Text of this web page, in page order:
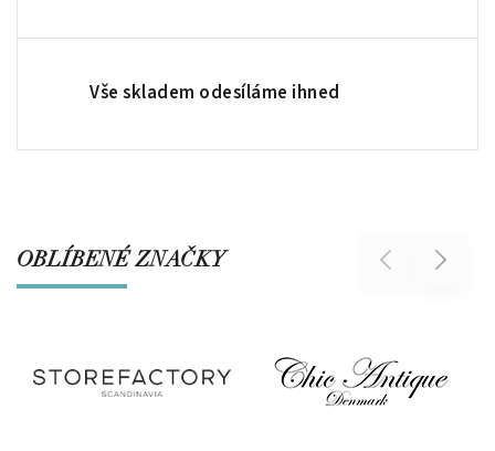
Vše skladem odesíláme ihned
OBLÍBENÉ ZNAČKY Previous Next